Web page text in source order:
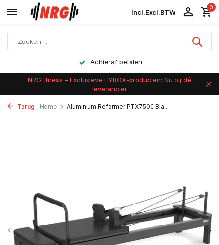
Incl.Excl.BTW
0
Achteraf betalen
NRGFitness – Exclusieve HYROX-producten: Nu bij dé
leverancier
Terug Home Aluminium Reformer PTX7500 Bla...